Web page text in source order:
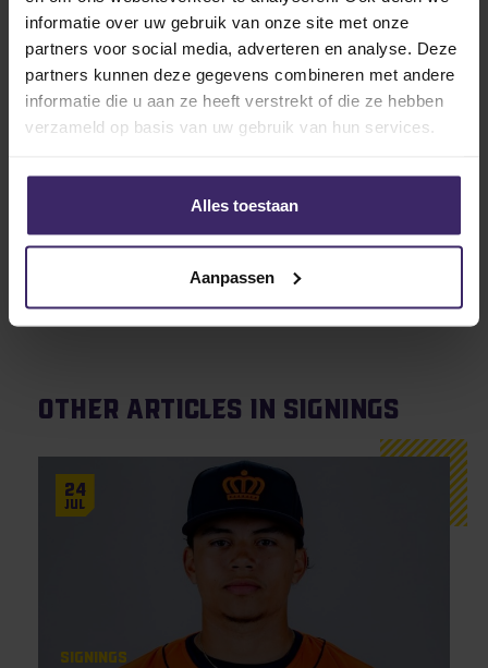
informatie over uw gebruik van onze site met onze
partners voor social media, adverteren en analyse. Deze
partners kunnen deze gegevens combineren met andere
informatie die u aan ze heeft verstrekt of die ze hebben
verzameld op basis van uw gebruik van hun services.
Alles toestaan
Aanpassen
Other articles in Signings
24
Jul
Signings